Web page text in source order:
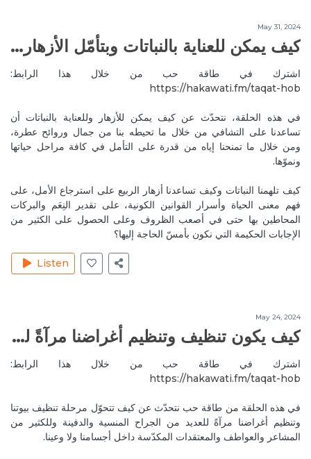
أهمية التحرر من أوجاعنا
RitaH1 Jul 23, 2020
Thank you dear Mireille and Soraya for this very
next one on Feng shui soon! All my
طاقة الأحجار الكريمة Reply
Jul 23, 2020
All my love❤️
طاقة الأحجار الكريمة Reply
Aug 1, 2020
You are most welcome my dear. Our pleasure
always. Much love 🙏💜
Jul 24, 2020
Hello ...thank you for the episode. What can we do if
الفنغ شوي Reply
MireilleeH Aug 1, 2020
You are most welcome my dear. I will forward you
the reply of Soraya via what's app my dear. 💜💜🙏🙏
May 31, 2024
كيف يمكن للعناية بالنباتات وبتأمّل الأزهار أن تساعدنا على التشافي؟
اشترك في طاقة حب من خلال هذا الرابط:
https://hakawati.fm/taqat-hob‬
في هذه الحلقة، نتحدّث عن كيف يمكن للأزهار وللعناية بالنباتات أن
تساعدنا على التشافي من خلال ما تحيطه بنا من جمال وروائح عطرة،
ومن خلال ما تمنحنا إياه من قدرة على التأمل في كافة مراحل حياتها
ونموّها.
كيف تلهمنا النباتات وكيف تساعدنا أزهار الربيع على استرجاع الأمل، على
فهم معنى الحياة وأسرار القوانين الكونية، على تقدير النِعَم والبركات
المحاطين بها حتى في أصعب الظروف وعلى الحصول على الكثير من
الإجابات الحكيمة التي نكون بأمسّ الحاجة إليها؟
Listen
May 24, 2024
كيف يكون تنظيف وتنظيم أغراضنا مرآةً لجراحنا المنسية ولعواطفنا المكدّسة؟
اشترك في طاقة حب من خلال هذا الرابط:
https://hakawati.fm/taqat-hob‬
في هذه الحلقة من طاقة حب نتحدّث عن كيف تتحوّل مرحلة تنظيف بيوتنا
وتنظيم أغراضنا مرآةً للعديد من الجراح المنسية والدفينة وللكثير من
المشاعر والعواطف والمعتقدات المكدّسة داخل أجسامنا ولا وعينا.